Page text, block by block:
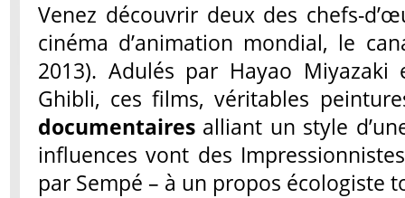
Venez découvrir deux des chefs-
cinéma d’animation mondial, le
2013). Adulés par Hayao
Ghibli, ces films, véritables
documentaires alliant un style
influences vont des
par Sempé – à un propos écologiste